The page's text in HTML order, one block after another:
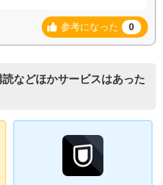
参考になった 0
などほかサービスはあった